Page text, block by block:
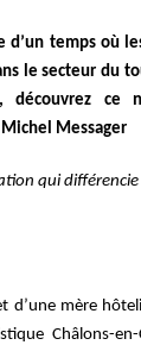
d’un temps où
le secteur du
découvrez ce
Messager
qui
d’une mère
Châlons-en-